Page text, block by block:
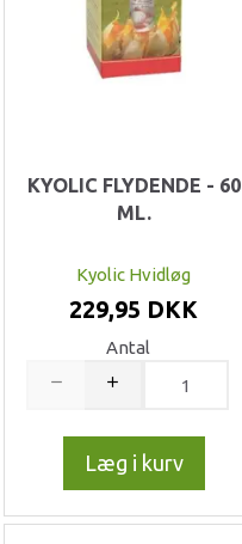
KYOLIC FLYDENDE - 60
ML.
Kyolic Hvidløg
229,95 DKK
Antal
Læg i kurv